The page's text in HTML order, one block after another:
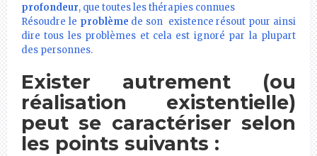
profondeur, que toutes les thérapies connues
Résoudre le problème de son existence résout pour ainsi
dire tous les problèmes et cela est ignoré par la plupart
des personnes.
Exister autrement (ou
réalisation existentielle)
peut se caractériser selon
les points suivants :